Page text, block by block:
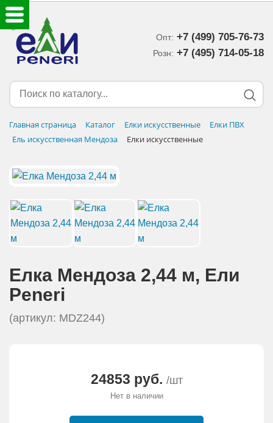
Опт: +7 (499) 705-76-73
Розн: +7 (495) 714-05-18‬
Главная страница Каталог Елки искусственные
Елки ПВХ
Ель искусственная Мендоза
Елки искусственные
Елка Мендоза 2,44 м, Eли
Peneri
(артикул: MDZ244)
24853 руб. /шт
Нет в наличии
ЕЛКИ ИСКУССТВЕННЫЕ
ЕЛОЧНЫЕ УКРАШЕНИЯ
НОВОГОДНИЙ ДЕКОР
ДОСТАВКА В РЕГИОНЫ
ДОСТАВКА
АКЦИИ И ПОДАРКИ
РЕКВИЗИТЫ